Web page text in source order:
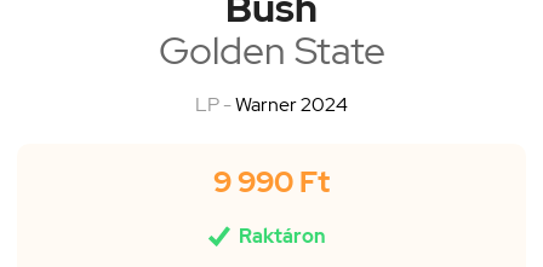
Golden State
LP -Warner 2024
9 990 Ft
 Raktáron